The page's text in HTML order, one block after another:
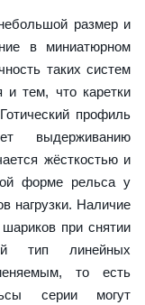
размер и
в миниатюрном
таких систем
и тем, что каретки
профиль
выдерживанию
жёсткостью и
форме рельса у
нагрузки. Наличие
при снятии
тип линейных
то есть
серии могут